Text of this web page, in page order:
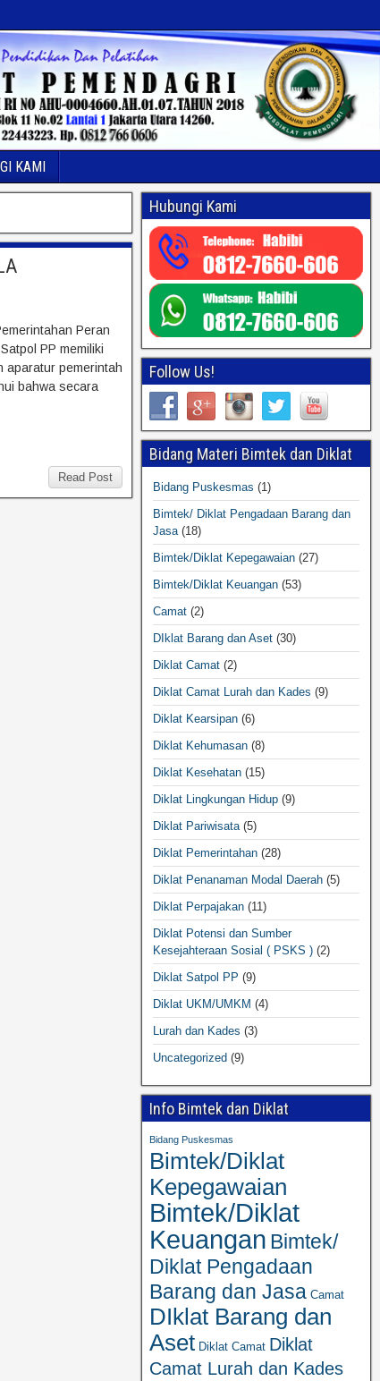
KAMI
Peran
PP memiliki
aparatur pemerintah
bahwa secara
Read Post
Hubungi Kami
Follow Us!
Bidang Materi Bimtek dan Diklat
Bidang Puskesmas (1)
Bimtek/ Diklat Pengadaan Barang dan
Jasa (18)
Bimtek/Diklat Kepegawaian (27)
Bimtek/Diklat Keuangan (53)
Camat (2)
DIklat Barang dan Aset (30)
Diklat Camat (2)
Diklat Camat Lurah dan Kades (9)
Diklat Kearsipan (6)
Diklat Kehumasan (8)
Diklat Kesehatan (15)
Diklat Lingkungan Hidup (9)
Diklat Pariwisata (5)
Diklat Pemerintahan (28)
Diklat Penanaman Modal Daerah (5)
Diklat Perpajakan (11)
Diklat Potensi dan Sumber
Kesejahteraan Sosial ( PSKS ) (2)
Diklat Satpol PP (9)
Diklat UKM/UMKM (4)
Lurah dan Kades (3)
Uncategorized (9)
Info Bimtek dan Diklat
Bidang Puskesmas
Bimtek/Diklat
Kepegawaian
Bimtek/Diklat
Keuangan Bimtek/
Diklat Pengadaan
Barang dan Jasa Camat
DIklat Barang dan
Aset Diklat Camat Diklat
Camat Lurah dan Kades